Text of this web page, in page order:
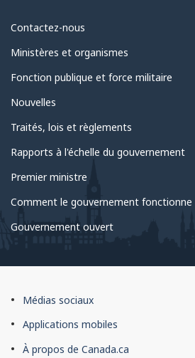
Au
sujet
du
gouvernement
Contactez-nous
Ministères et organismes
Fonction publique et force militaire
Nouvelles
Traités, lois et règlements
Rapports à l'échelle du gouvernement
Premier ministre
Comment le gouvernement fonctionne
Gouvernement ouvert
À
propos
du
Médias sociaux
Applications mobiles
À propos de Canada.ca